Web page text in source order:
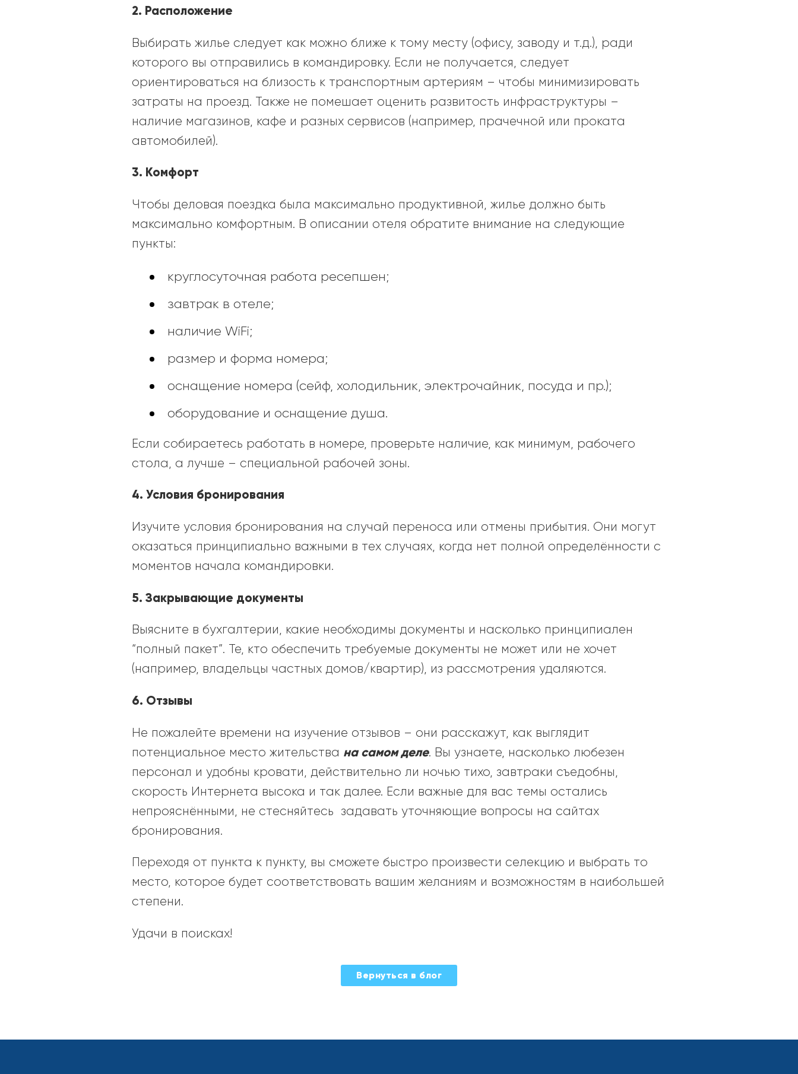
2. Расположение
Выбирать жилье следует как можно ближе к тому месту (офису, заводу и т.д.), ради
которого вы отправились в командировку. Если не получается, следует
ориентироваться на близость к транспортным артериям – чтобы минимизировать
затраты на проезд. Также не помешает оценить развитость инфраструктуры –
наличие магазинов, кафе и разных сервисов (например, прачечной или проката
автомобилей).
3. Комфорт
Чтобы деловая поездка была максимально продуктивной, жилье должно быть
максимально комфортным. В описании отеля обратите внимание на следующие
пункты:
круглосуточная работа ресепшен;
завтрак в отеле;
наличие WiFi;
размер и форма номера;
оснащение номера (сейф, холодильник, электрочайник, посуда и пр.);
оборудование и оснащение душа.
Если собираетесь работать в номере, проверьте наличие, как минимум, рабочего
стола, а лучше – специальной рабочей зоны.
4. Условия бронирования
Изучите условия бронирования на случай переноса или отмены прибытия. Они могут
оказаться принципиально важными в тех случаях, когда нет полной определённости с
моментов начала командировки.
5. Закрывающие документы
Выясните в бухгалтерии, какие необходимы документы и насколько принципиален
“полный пакет”. Те, кто обеспечить требуемые документы не может или не хочет
(например, владельцы частных домов/квартир), из рассмотрения удаляются.
6. Отзывы
Не пожалейте времени на изучение отзывов – они расскажут, как выглядит
потенциальное место жительства на самом деле. Вы узнаете, насколько любезен
персонал и удобны кровати, действительно ли ночью тихо, завтраки съедобны,
скорость Интернета высока и так далее. Если важные для вас темы остались
непрояснёнными, не стесняйтесь задавать уточняющие вопросы на сайтах
бронирования.
Переходя от пункта к пункту, вы сможете быстро произвести селекцию и выбрать то
место, которое будет соответствовать вашим желаниям и возможностям в наибольшей
степени.
Удачи в поисках!
Вернуться в блог